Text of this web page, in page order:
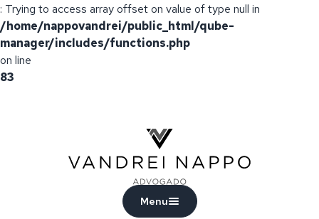
: Trying to access array offset on value of type null in
/home/nappovandrei/public_html/qube-
manager/includes/functions.php
on line
83
Menu